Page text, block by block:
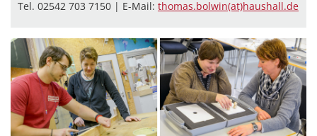
Tel. 02542 703 7150 | E-Mail: thomas.bolwin(at)haushall.de